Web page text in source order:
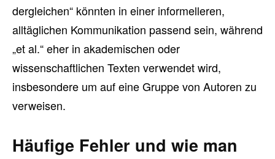
dergleichen“ könnten in einer informelleren,
alltäglichen Kommunikation passend sein, während
„et al.“ eher in akademischen oder
wissenschaftlichen Texten verwendet wird,
insbesondere um auf eine Gruppe von Autoren zu
verweisen.
Häufige Fehler und wie man